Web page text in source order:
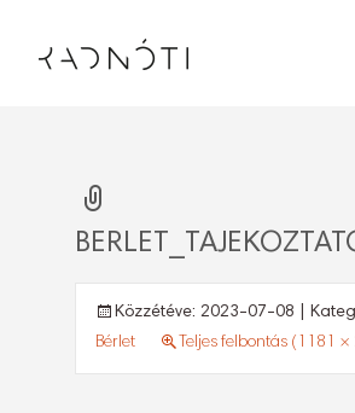
Közzétéve: 2023-07-08 |
Bérlet
Teljes felbontás (1181